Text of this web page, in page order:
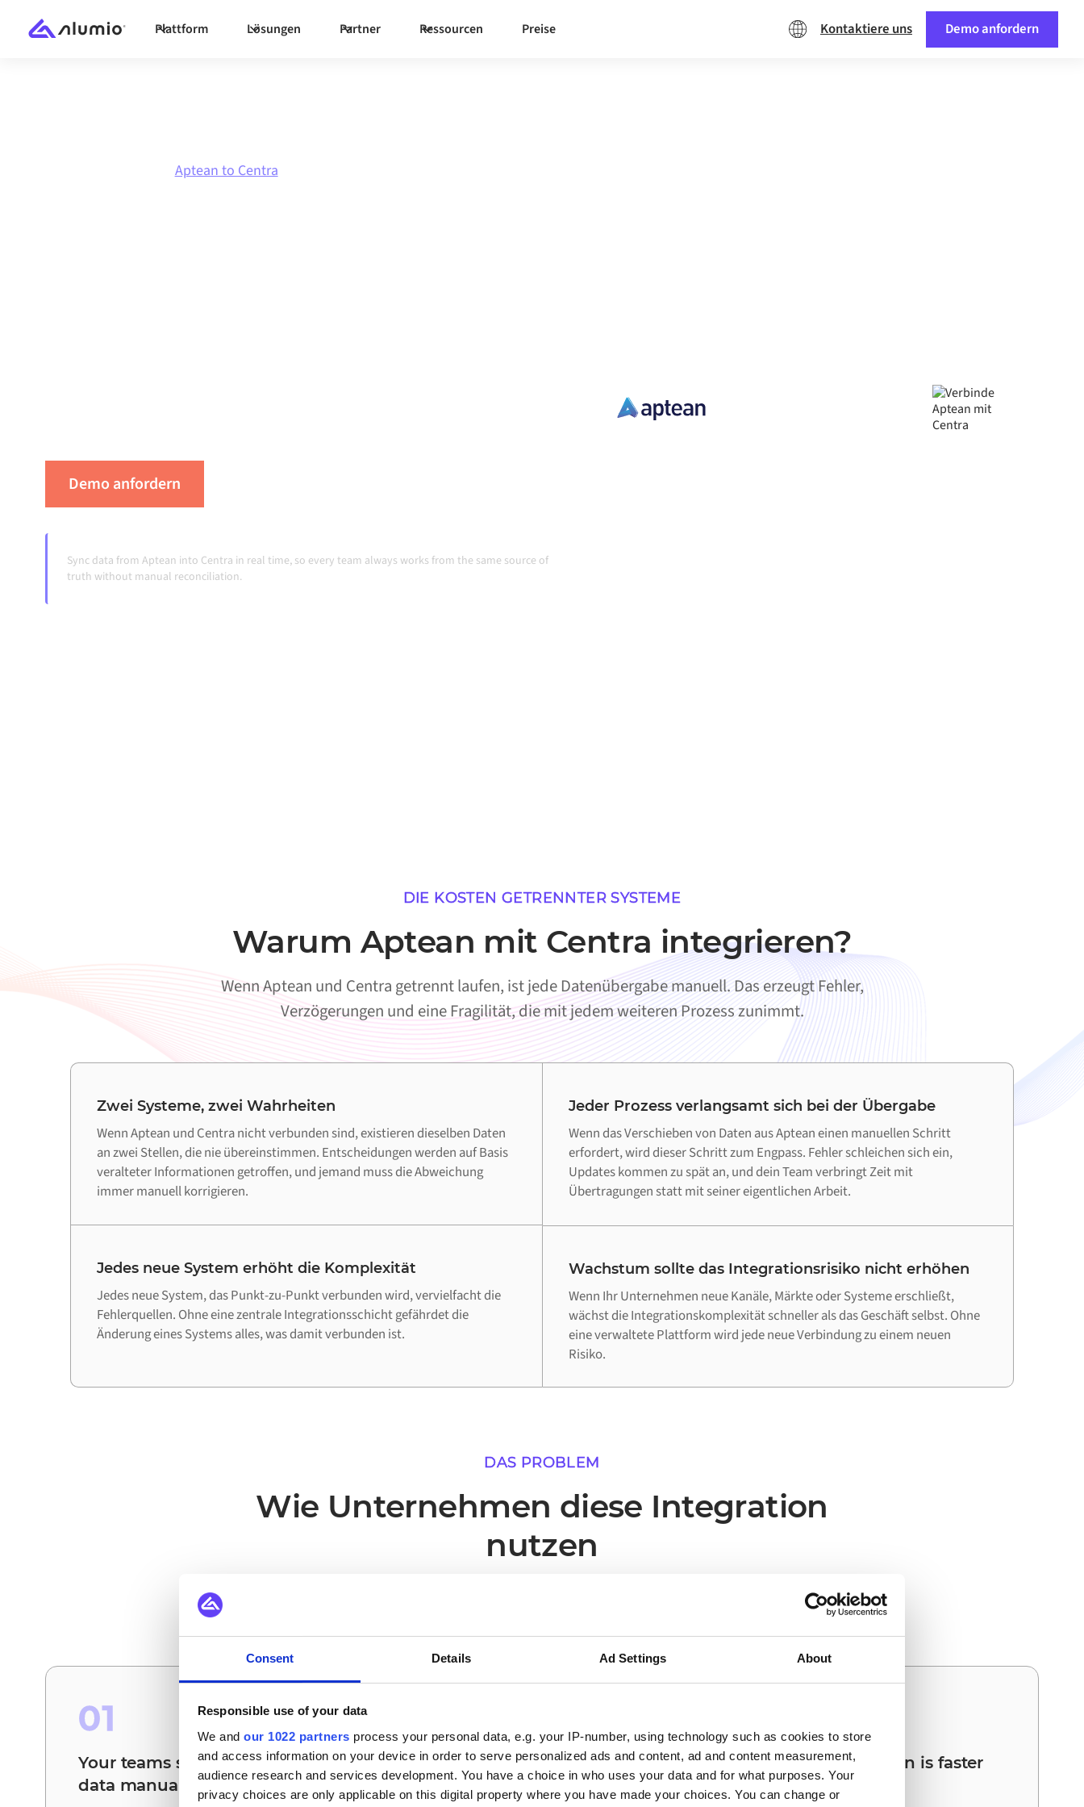
Consent Details Ad Settings About
Responsible use of your data
We and our 1022 partners process your personal data, e.g. your IP-number, using technology such as cookies to store
and access information on your device in order to serve personalized ads and content, ad and content measurement,
audience research and services development. You have a choice in who uses your data and for what purposes. Your
privacy choices are only applicable on this digital property where you have made your choices. You can change or
Plattform Lösungen Partner Ressourcen Preise Kontaktiere uns Demo anfordern
Aptean to Centra
Demo anfordern
Sync data from Aptean into Centra in real time, so every team always works from the same source of
truth without manual reconciliation.
DIE KOSTEN GETRENNTER SYSTEME
Warum Aptean mit Centra integrieren?
Wenn Aptean und Centra getrennt laufen, ist jede Datenübergabe manuell. Das erzeugt Fehler,
Verzögerungen und eine Fragilität, die mit jedem weiteren Prozess zunimmt.
Zwei Systeme, zwei Wahrheiten
Wenn Aptean und Centra nicht verbunden sind, existieren dieselben Daten
an zwei Stellen, die nie übereinstimmen. Entscheidungen werden auf Basis
veralteter Informationen getroffen, und jemand muss die Abweichung
immer manuell korrigieren.
Jeder Prozess verlangsamt sich bei der Übergabe
Wenn das Verschieben von Daten aus Aptean einen manuellen Schritt
erfordert, wird dieser Schritt zum Engpass. Fehler schleichen sich ein,
Updates kommen zu spät an, und dein Team verbringt Zeit mit
Übertragungen statt mit seiner eigentlichen Arbeit.
Jedes neue System erhöht die Komplexität
Jedes neue System, das Punkt-zu-Punkt verbunden wird, vervielfacht die
Fehlerquellen. Ohne eine zentrale Integrationsschicht gefährdet die
Änderung eines Systems alles, was damit verbunden ist.
Wachstum sollte das Integrationsrisiko nicht erhöhen
Wenn Ihr Unternehmen neue Kanäle, Märkte oder Systeme erschließt,
wächst die Integrationskomplexität schneller als das Geschäft selbst. Ohne
eine verwaltete Plattform wird jede neue Verbindung zu einem neuen
Risiko.
DAS PROBLEM
Wie Unternehmen diese Integration
nutzen
Das sind die Szenarien, in denen eine Live-Verbindung zwischen Aptean und Centra den
01
Your teams stop reconciling
data manually
Processes run without someone
triggering them
Your next integration is faster
than the first